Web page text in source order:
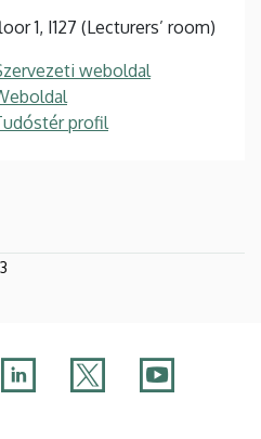
1, I127 (Lecturers’ room)
weboldal
profil